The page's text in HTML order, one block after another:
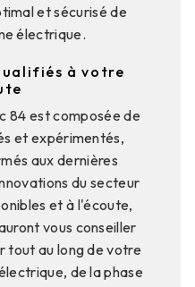
et sécurisé de
électrique.
à votre
84 est composée de
et expérimentés,
aux dernières
du secteur
et à l'écoute,
vous conseiller
tout au long de votre
de la phase